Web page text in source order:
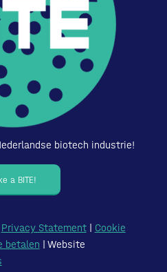
biotech industrie!
a BITE!
Privacy Statement| Cookie
betalen | Website